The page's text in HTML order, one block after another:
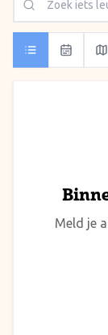
Meld je